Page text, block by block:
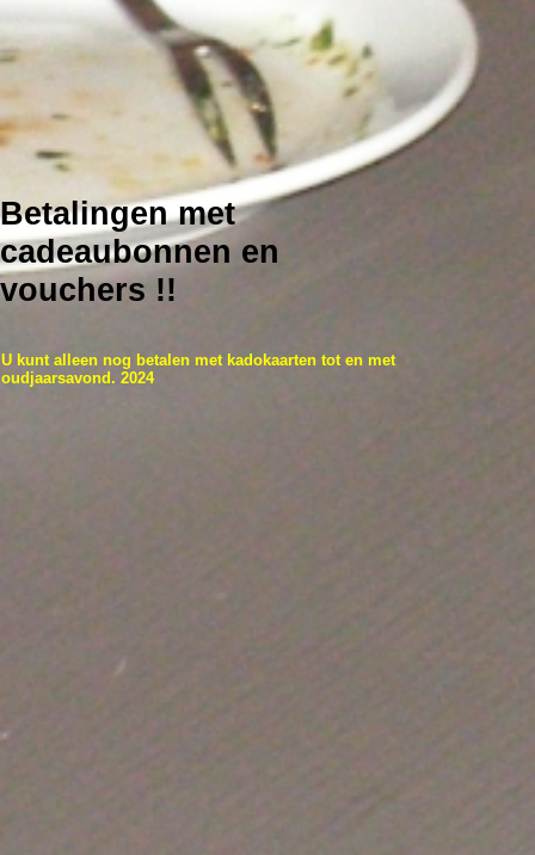
U kunt alleen nog betalen met kadokaarten tot en met
oudjaarsavond. 2024
Betalingen met
cadeaubonnen en
vouchers !!